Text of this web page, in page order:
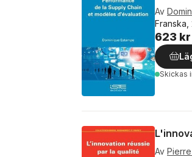
Av
Franska,
623 kr
Skickas
Av